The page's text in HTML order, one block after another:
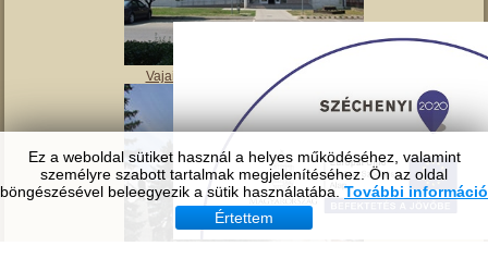
Ez a weboldal sütiket használ a helyes működéséhez, valamint
személyre szabott tartalmak megjelenítéséhez. Ön az oldal
böngészésével beleegyezik a sütik használatába. További információ
Értettem
Molnár Mátyás Általános Iskola